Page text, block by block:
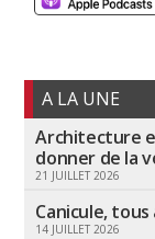
A LA UNE
Architecture
donner de la
21 JUILLET 2026
Canicule, tous
14 JUILLET 2026